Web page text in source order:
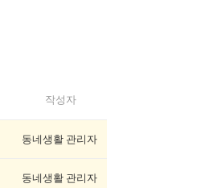
작성자
동네생활 관리자
동네생활 관리자